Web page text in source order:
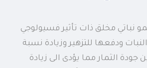
نباتي مخلق ذات تأثير فسيولوجي
ودفعها للتزهير وزيادة نسبة
الثمار مما يؤدى الى زيادة